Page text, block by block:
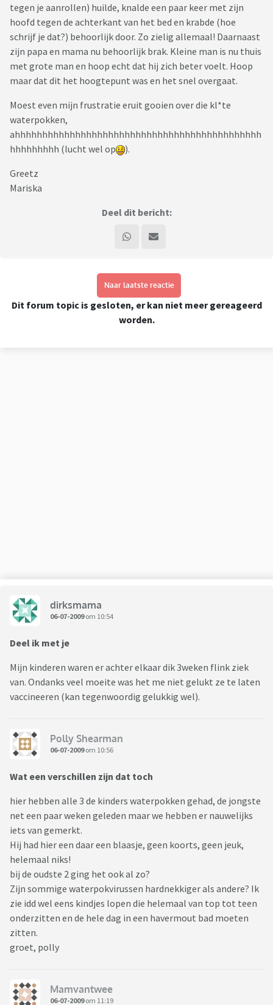
tegen je aanrollen) huilde, knalde een paar keer met zijn
hoofd tegen de achterkant van het bed en krabde (hoe
schrijf je dat?) behoorlijk door. Zo zielig allemaal! Daarnaast
zijn papa en mama nu behoorlijk brak. Kleine man is nu thuis
met grote man en hoop echt dat hij zich beter voelt. Hoop
maar dat dit het hoogtepunt was en het snel overgaat.
Moest even mijn frustratie eruit gooien over die kl*te
waterpokken,
ahhhhhhhhhhhhhhhhhhhhhhhhhhhhhhhhhhhhhhhhhhhhh
hhhhhhhhh (lucht wel op
).
Greetz
Mariska
Deel dit bericht:
Naar laatste reactie
Dit forum topic is gesloten, er kan niet meer gereageerd
worden.
dirksmama
06-07-2009om 10:54
Deel ik met je
Mijn kinderen waren er achter elkaar dik 3weken flink ziek
van. Ondanks veel moeite was het me niet gelukt ze te laten
vaccineeren (kan tegenwoordig gelukkig wel).
Polly Shearman
06-07-2009om 10:56
Wat een verschillen zijn dat toch
hier hebben alle 3 de kinders waterpokken gehad, de jongste
net een paar weken geleden maar we hebben er nauwelijks
iets van gemerkt.
Hij had hier een daar een blaasje, geen koorts, geen jeuk,
helemaal niks!
bij de oudste 2 ging het ook al zo?
Zijn sommige waterpokvirussen hardnekkiger als andere? Ik
zie idd wel eens kindjes lopen die helemaal van top tot teen
onderzitten en de hele dag in een havermout bad moeten
zitten.
groet, polly
Mamvantwee
06-07-2009om 11:19